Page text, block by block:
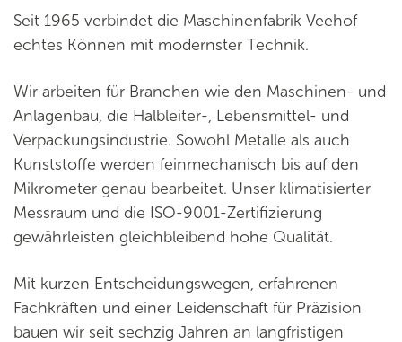
Seit 1965 verbindet die Maschinenfabrik Veehof
echtes Können mit modernster Technik.
Wir arbeiten für Branchen wie den Maschinen- und
Anlagenbau, die Halbleiter-, Lebensmittel- und
Verpackungsindustrie. Sowohl Metalle als auch
Kunststoffe werden feinmechanisch bis auf den
Mikrometer genau bearbeitet. Unser klimatisierter
Messraum und die ISO-9001-Zertifizierung
gewährleisten gleichbleibend hohe Qualität.
Mit kurzen Entscheidungswegen, erfahrenen
Fachkräften und einer Leidenschaft für Präzision
bauen wir seit sechzig Jahren an langfristigen